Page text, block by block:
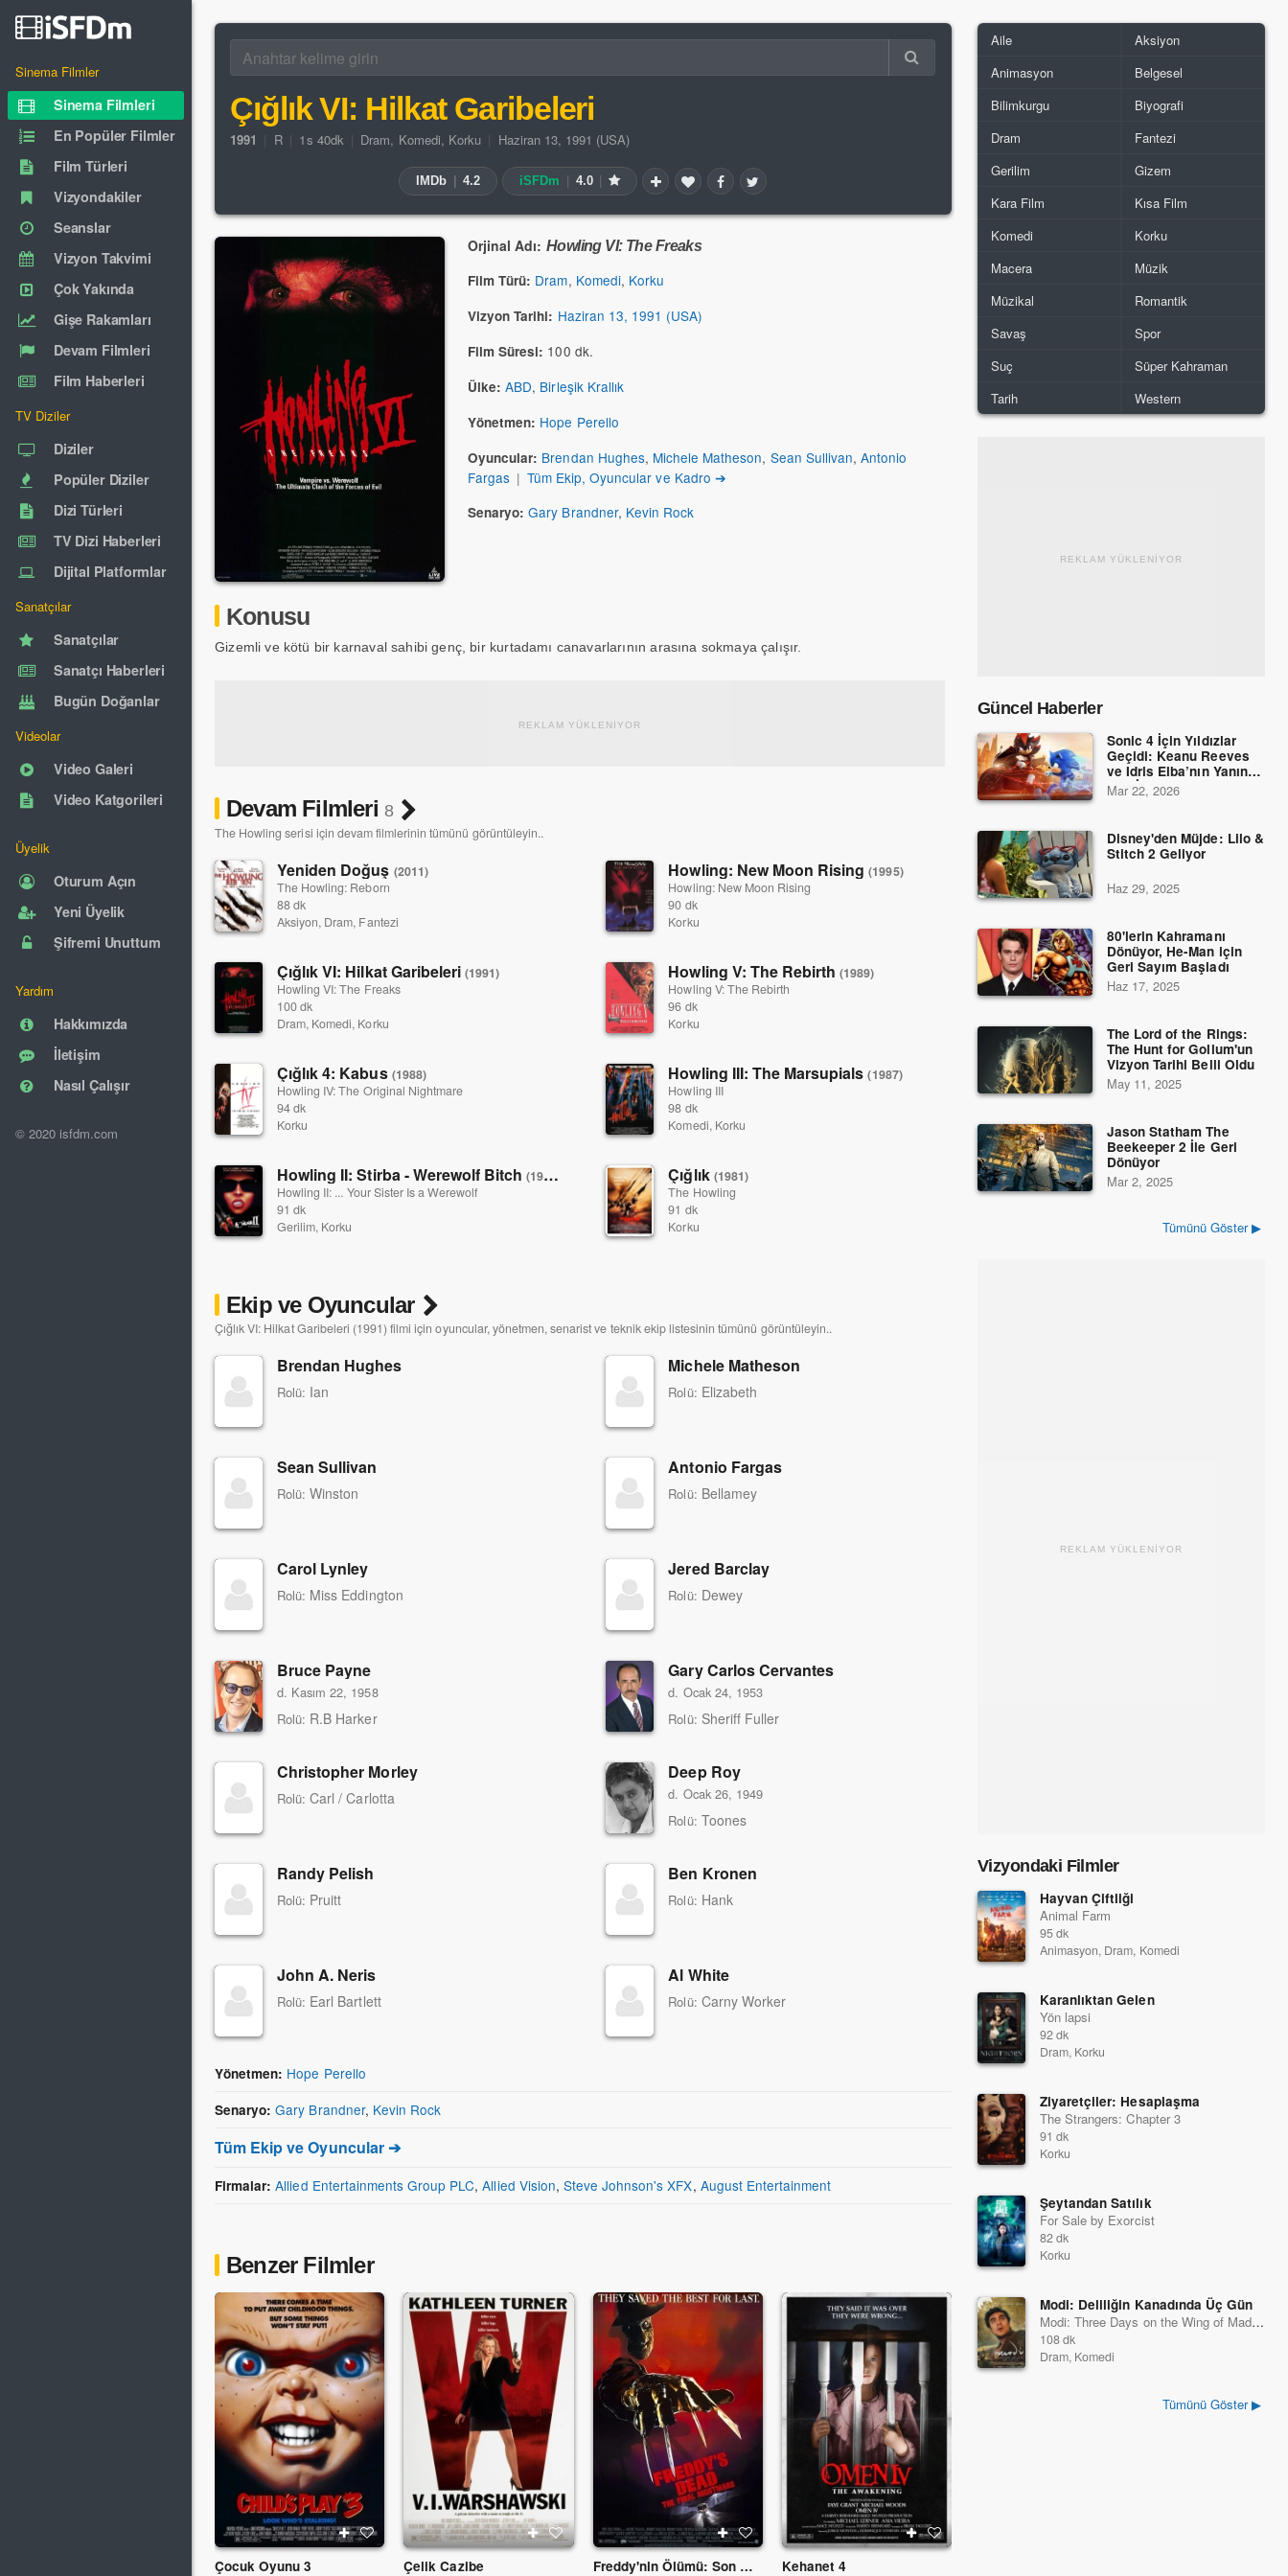
Sinema Filmler
Sinema Filmleri
En Popüler Filmler
Film Türleri
Vizyondakiler
Seanslar
Vizyon Takvimi
Çok Yakında
Gişe Rakamları
Devam Filmleri
Film Haberleri
TV Diziler
Diziler
Popüler Diziler
Dizi Türleri
TV Dizi Haberleri
Dijital Platformlar
Sanatçılar
Sanatçılar
Sanatçı Haberleri
Bugün Doğanlar
Videolar
Video Galeri
Video Katgorileri
Üyelik
Oturum Açın
Yeni Üyelik
Şifremi Unuttum
Yardım
Hakkımızda
İletişim
Nasıl Çalışır
© 2020 isfdm.com
Çığlık VI: Hilkat Garibeleri
1991 R 1s 40dk Dram, Komedi, Korku Haziran 13, 1991 (USA)
IMDb 4.2 iSFDm 4.0
Orjinal Adı: Howling VI: The Freaks
Film Türü: Dram, Komedi, Korku
Vizyon Tarihi: Haziran 13, 1991 (USA)
Film Süresi: 100 dk.
Ülke: ABD, Birleşik Krallık
Yönetmen: Hope Perello
Oyuncular: Brendan Hughes, Michele Matheson, Sean Sullivan, Antonio
Fargas | Tüm Ekip, Oyuncular ve Kadro ➔
Senaryo: Gary Brandner, Kevin Rock
Konusu
Gizemli ve kötü bir karnaval sahibi genç, bir kurtadamı canavarlarının arasına sokmaya çalışır.
REKLAM YÜKLENİYOR
Devam Filmleri8
The Howling serisi için devam filmlerinin tümünü görüntüleyin..
Yeniden Doğuş (2011)
The Howling: Reborn
88 dk
Aksiyon, Dram, Fantezi
Howling: New Moon Rising(1995)
Howling: New Moon Rising
90 dk
Korku
Çığlık VI: Hilkat Garibeleri(1991)
Howling VI: The Freaks
100 dk
Dram, Komedi, Korku
Howling V: The Rebirth(1989)
Howling V: The Rebirth
96 dk
Korku
Çığlık 4: Kabus (1988)
Howling IV: The Original Nightmare
94 dk
Korku
Howling III: The Marsupials(1987)
Howling III
98 dk
Komedi, Korku
Howling II: Stirba - Werewolf Bitch(1985)
Howling II: ... Your Sister Is a Werewolf
91 dk
Gerilim, Korku
Çığlık (1981)
The Howling
91 dk
Korku
Ekip ve Oyuncular
Çığlık VI: Hilkat Garibeleri (1991) filmi için oyuncular, yönetmen, senarist ve teknik ekip listesinin tümünü görüntüleyin..
Brendan Hughes
Rolü: Ian
Michele Matheson
Rolü: Elizabeth
Sean Sullivan
Rolü: Winston
Antonio Fargas
Rolü: Bellamey
Carol Lynley
Rolü: Miss Eddington
Jered Barclay
Rolü: Dewey
Bruce Payne
d. Kasım 22, 1958
Rolü: R.B Harker
Gary Carlos Cervantes
d. Ocak 24, 1953
Rolü: Sheriff Fuller
Christopher Morley
Rolü: Carl / Carlotta
Deep Roy
d. Ocak 26, 1949
Rolü: Toones
Randy Pelish
Rolü: Pruitt
Ben Kronen
Rolü: Hank
John A. Neris
Rolü: Earl Bartlett
Al White
Rolü: Carny Worker
Yönetmen: Hope Perello
Senaryo: Gary Brandner, Kevin Rock
Tüm Ekip ve Oyuncular ➔
Firmalar: Allied Entertainments Group PLC,Allied Vision, Steve Johnson's XFX, August Entertainment
Benzer Filmler
Çocuk Oyunu 3
Çelik Cazibe
Freddy'nin Ölümü: Son Kâbus
Kehanet 4
Aile
Aksiyon
Animasyon
Belgesel
Bilimkurgu
Biyografi
Dram
Fantezi
Gerilim
Gizem
Kara Film
Kısa Film
Komedi
Korku
Macera
Müzik
Müzikal
Romantik
Savaş
Spor
Suç
Süper Kahraman
Tarih
Western
REKLAM YÜKLENİYOR
Güncel Haberler
Sonic 4 İçin Yıldızlar
Geçidi: Keanu Reeves
ve Idris Elba’nın Yanına
Dev İsimler Katıldı!
Mar 22, 2026
Disney'den Müjde: Lilo &
Stitch 2 Geliyor
Haz 29, 2025
80'lerin Kahramanı
Dönüyor, He-Man için
Geri Sayım Başladı
Haz 17, 2025
The Lord of the Rings:
The Hunt for Gollum'un
Vizyon Tarihi Belli Oldu
May 11, 2025
Jason Statham The
Beekeeper 2 İle Geri
Dönüyor
Mar 2, 2025
Tümünü Göster ▶
REKLAM YÜKLENİYOR
Vizyondaki Filmler
Hayvan Çiftliği
Animal Farm
95 dk
Animasyon, Dram, Komedi
Karanlıktan Gelen
Yön lapsi
92 dk
Dram, Korku
Ziyaretçiler: Hesaplaşma
The Strangers: Chapter 3
91 dk
Korku
Şeytandan Satılık
For Sale by Exorcist
82 dk
Korku
Modi: Deliliğin Kanadında Üç Gün
Modi: Three Days on the Wing of Madness
108 dk
Dram, Komedi
Tümünü Göster ▶